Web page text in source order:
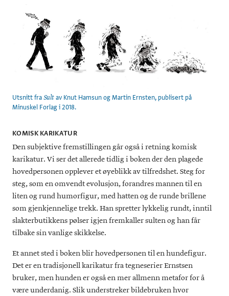
Utsnitt fra Sult av Knut Hamsun og Martin Ernsten, publisert på
Minuskel Forlag i 2018.
KOMISK KARIKATUR
Den subjektive fremstillingen går også i retning komisk
karikatur. Vi ser det allerede tidlig i boken der den plagede
hovedpersonen opplever et øyeblikk av tilfredshet. Steg for
steg, som en omvendt evolusjon, forandres mannen til en
liten og rund humorfigur, med hatten og de runde brillene
som gjenkjennelige trekk. Han spretter lykkelig rundt, inntil
slakterbutikkens pølser igjen fremkaller sulten og han får
tilbake sin vanlige skikkelse.
Et annet sted i boken blir hovedpersonen til en hundefigur.
Det er en tradisjonell karikatur fra tegneserier Ernstsen
bruker, men hunden er også en mer allmenn metafor for å
være underdanig. Slik understreker bildebruken hvor